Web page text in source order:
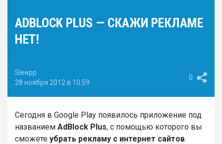
ADBLOCK PLUS — СКАЖИ РЕКЛАМЕ
НЕТ!
Sleepp
28 ноября 2012 в 10:59
0
Сегодня в Google Play появилось приложение под
названием AdBlock Plus, с помощью которого вы
сможете убрать рекламу с интернет сайтов.